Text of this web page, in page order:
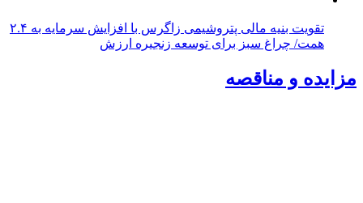
تقویت بنیه مالی پتروشیمی زاگرس با افزایش سرمایه به ۲.۴
همت/ چراغ سبز برای توسعه زنجیره ارزش
مزایده و مناقصه